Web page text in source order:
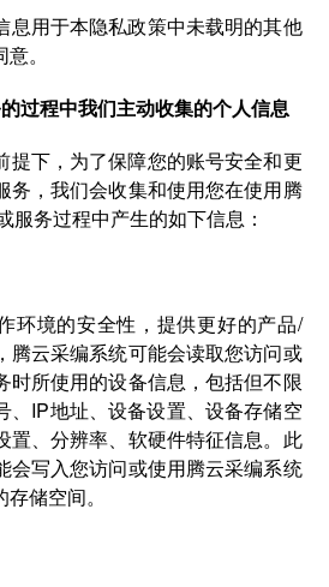
息用于本隐私政策中未载明的其他
。
过程中我们主动收集的个人信息
提下，为了保障您的账号安全和更
务，我们会收集和使用您在使用腾
服务过程中产生的如下信息：
环境的安全性，提供更好的产品/
腾云采编系统可能会读取您访问或
时所使用的设备信息，包括但不限
、IP地址、设备设置、设备存储空
置、分辨率、软硬件特征信息。此
会写入您访问或使用腾云采编系统
储空间。